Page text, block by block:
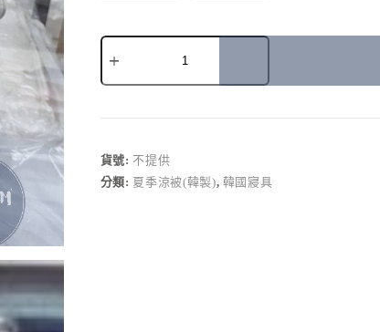
r
n
a
貨號: 不提供
分類: 夏季涼被(韓製), 韓國寢具